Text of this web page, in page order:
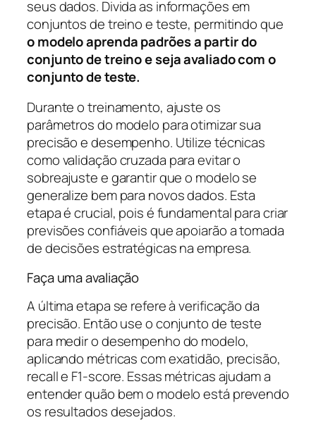
seus dados. Divida as informações em
conjuntos de treino e teste, permitindo que
omodelo aprenda padrões a partir do
conjunto de treino e seja avaliado com o
conjunto de teste.
Durante o treinamento, ajuste os
parâmetros do modelo para otimizar sua
precisão e desempenho. Utilize técnicas
como validação cruzada para evitar o
sobreajuste e garantir que o modelo se
generalize bem para novos dados. Esta
etapa é crucial, pois é fundamental para criar
previsões confiáveis que apoiarão a tomada
de decisões estratégicas na empresa.
Faça uma avaliação
A última etapa se refere à verificação da
precisão. Então use o conjunto de teste
para medir o desempenho do modelo,
aplicando métricas com exatidão, precisão,
recall e F1-score. Essas métricas ajudam a
entender quão bem o modelo está prevendo
os resultados desejados.